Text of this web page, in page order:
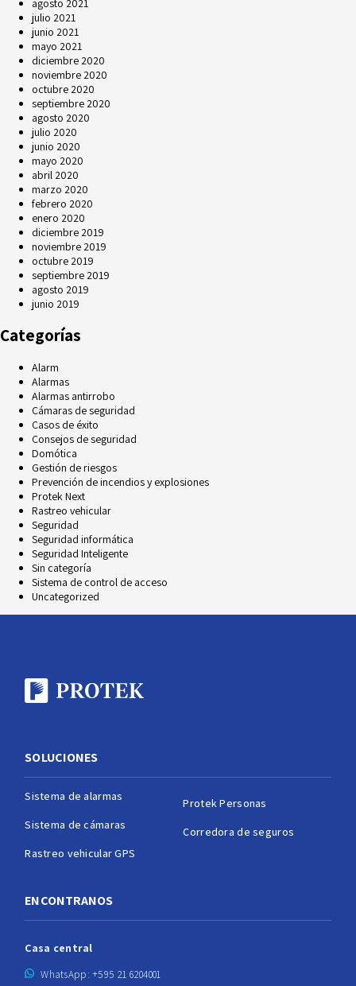
agosto 2021
julio 2021
junio 2021
mayo 2021
diciembre 2020
noviembre 2020
octubre 2020
septiembre 2020
agosto 2020
julio 2020
junio 2020
mayo 2020
abril 2020
marzo 2020
febrero 2020
enero 2020
diciembre 2019
noviembre 2019
octubre 2019
septiembre 2019
agosto 2019
junio 2019
Categorías
Alarm
Alarmas
Alarmas antirrobo
Cámaras de seguridad
Casos de éxito
Consejos de seguridad
Domótica
Gestión de riesgos
Prevención de incendios y explosiones
Protek Next
Rastreo vehicular
Seguridad
Seguridad informática
Seguridad Inteligente
Sin categoría
Sistema de control de acceso
Uncategorized
SOLUCIONES
Sistema de alarmas
Sistema de cámaras
Rastreo vehicular GPS
Protek Personas
Corredora de seguros
ENCONTRANOS
Casa central
WhatsApp: +595 21 6204001